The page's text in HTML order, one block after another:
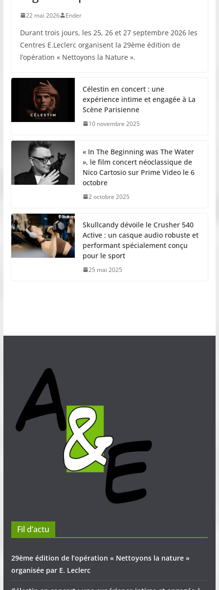
22 mai 2026 Ender
Durant trois jours, les 25, 26 et 27 septembre 2026 les
Centres E.Leclerc organisent la 29ème édition de
l’opération « Nettoyons la Nature ».
Célestin en concert : une
expérience intime et engagée à La
Scène Parisienne
10 novembre 2025
« In The Beginning was The Water
», le film concert néoclassique de
Nico Cartosio sur Prime Video le 6
octobre
2 octobre 2025
Skullcandy dévoile le Crusher 540
Active : un casque audio robuste et
performant spécialement conçu
pour le sport
25 mai 2025
Fil d’actu
29ème édition de l’opération « Nettoyons la nature »
organisée par E. Leclerc